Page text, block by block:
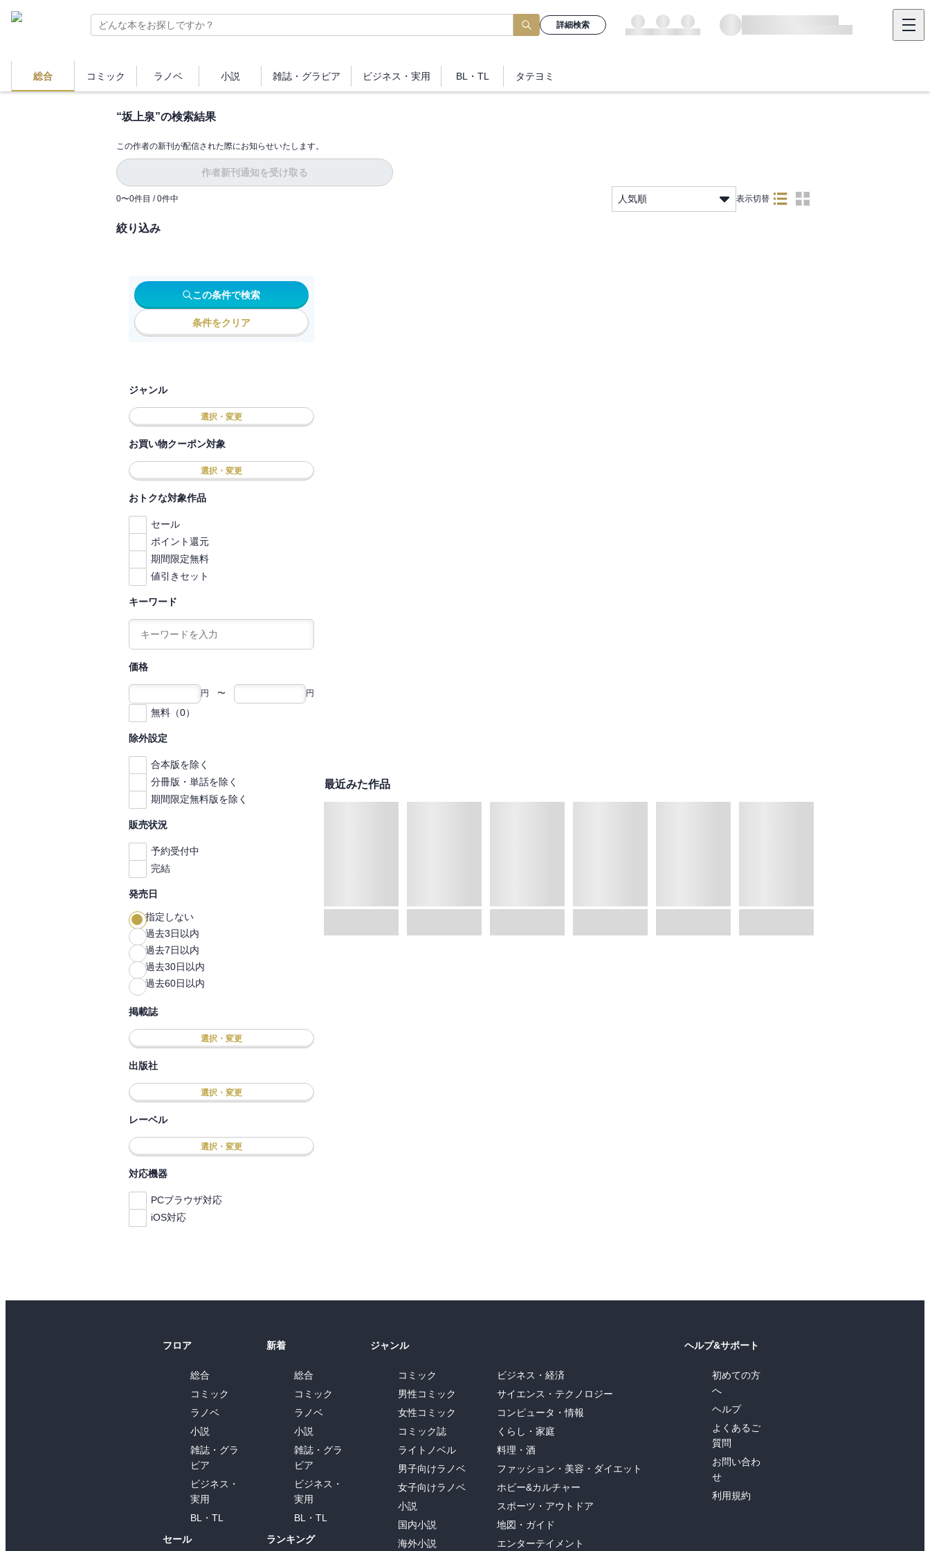
詳細検索
総合 コミック ラノベ 小説 雑誌・ グラビア ビジネス ・実用 BL・TL タテヨミ
“坂上泉”の検索結果
この作者の新刊が配信された際にお知らせいたします。
作者新刊通知を受け取る
0〜0件目 / 0件中 人気順 表示切替
絞り込み
この条件で検索
条件をクリア
ジャンル
選択・変更
お買い物クーポン対象
選択・変更
おトクな対象作品
セール
ポイント還元
期間限定無料
値引きセット
キーワード
価格
円 〜 円
無料（0）
除外設定
合本版を除く
分冊版・単話を除く
期間限定無料版を除く
販売状況
予約受付中
完結
発売日
指定しない
過去3日以内
過去7日以内
過去30日以内
過去60日以内
掲載誌
選択・変更
出版社
選択・変更
レーベル
選択・変更
対応機器
PCブラウザ対応
iOS対応
最近みた作品
フロア
総合
コミック
ラノベ
小説
雑誌・グラ
ビア
ビジネス・
実用
BL・TL
セール
新着
総合
コミック
ラノベ
小説
雑誌・グラ
ビア
ビジネス・
実用
BL・TL
ランキング
ジャンル
コミック
男性コミック
女性コミック
コミック誌
ライトノベル
男子向けラノベ
女子向けラノベ
小説
国内小説
海外小説
ビジネス・経済
サイエンス・テクノロジー
コンピュータ・情報
くらし・家庭
料理・酒
ファッション・美容・ダイエット
ホビー&カルチャー
スポーツ・アウトドア
地図・ガイド
エンターテイメント
ヘルプ&サポート
初めての方
へ
ヘルプ
よくあるご
質問
お問い合わ
せ
利用規約